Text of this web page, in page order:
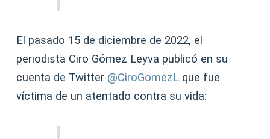
El pasado 15 de diciembre de 2022, el
periodista Ciro Gómez Leyva publicó en su
cuenta de Twitter @CiroGomezL que fue
víctima de un atentado contra su vida: